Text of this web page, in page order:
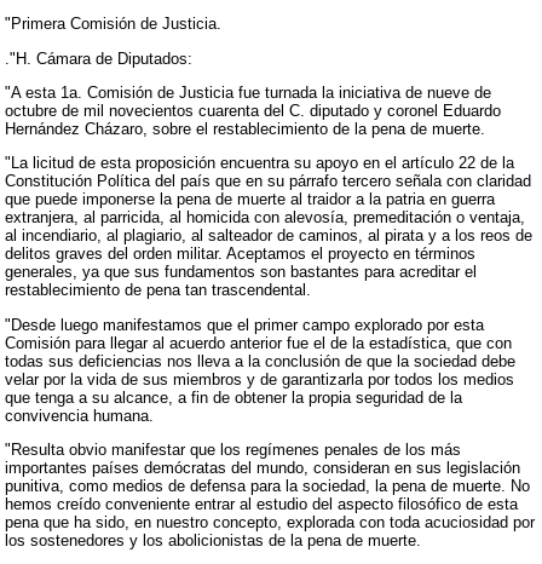
"Primera Comisión de Justicia.
."H. Cámara de Diputados:
"A esta 1a. Comisión de Justicia fue turnada la iniciativa de nueve de
octubre de mil novecientos cuarenta del C. diputado y coronel Eduardo
Hernández Cházaro, sobre el restablecimiento de la pena de muerte.
"La licitud de esta proposición encuentra su apoyo en el artículo 22 de la
Constitución Política del país que en su párrafo tercero señala con claridad
que puede imponerse la pena de muerte al traidor a la patria en guerra
extranjera, al parricida, al homicida con alevosía, premeditación o ventaja,
al incendiario, al plagiario, al salteador de caminos, al pirata y a los reos de
delitos graves del orden militar. Aceptamos el proyecto en términos
generales, ya que sus fundamentos son bastantes para acreditar el
restablecimiento de pena tan trascendental.
"Desde luego manifestamos que el primer campo explorado por esta
Comisión para llegar al acuerdo anterior fue el de la estadística, que con
todas sus deficiencias nos lleva a la conclusión de que la sociedad debe
velar por la vida de sus miembros y de garantizarla por todos los medios
que tenga a su alcance, a fin de obtener la propia seguridad de la
convivencia humana.
"Resulta obvio manifestar que los regímenes penales de los más
importantes países demócratas del mundo, consideran en sus legislación
punitiva, como medios de defensa para la sociedad, la pena de muerte. No
hemos creído conveniente entrar al estudio del aspecto filosófico de esta
pena que ha sido, en nuestro concepto, explorada con toda acuciosidad por
los sostenedores y los abolicionistas de la pena de muerte.